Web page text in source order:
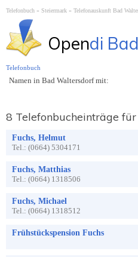
Telefonbuch Steiermark Telefonauskunft Bad
Opendi
Namen in Bad Waltersdorf mit:
8 Telefonbucheinträge für
Fuchs, Helmut
Tel.: (0664) 5304171
Fuchs, Matthias
Tel.: (0664) 1318506
Fuchs, Michael
Tel.: (0664) 1318512
Frühstückspension Fuchs
Telefonbuch